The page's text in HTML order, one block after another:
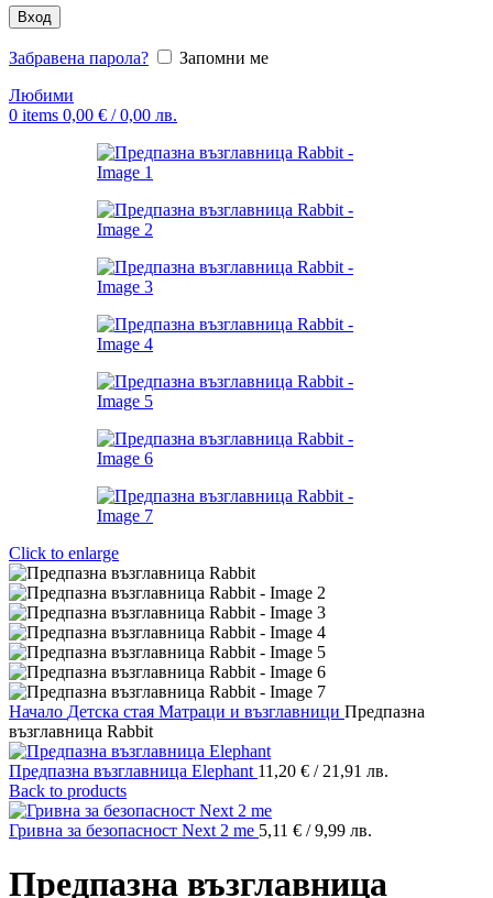
Вход
Забравена парола?
Запомни ме
Любими
0 items 0,00 € / 0,00 лв.
Click to enlarge
Начало Детска стая Матраци и възглавници Предпазна
възглавница Rabbit
Предпазна възглавница Elephant 11,20 € / 21,91 лв.
Back to products
Гривна за безопасност Next 2 me 5,11 € / 9,99 лв.
Предпазна възглавница